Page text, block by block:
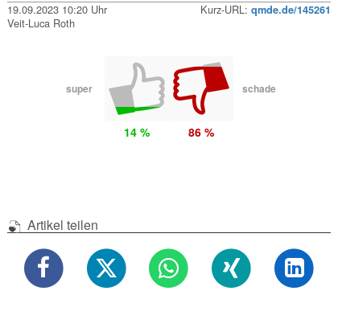
19.09.2023 10:20 Uhr Kurz-URL: qmde.de/145261
Veit-Luca Roth
super schade
14 % 86 %
Artikel teilen